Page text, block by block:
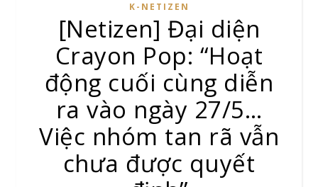
K-NETIZEN
[Netizen] Đại diện
Crayon Pop: “Hoạt
động cuối cùng diễn
ra vào ngày 27/5…
Việc nhóm tan rã vẫn
chưa được quyết